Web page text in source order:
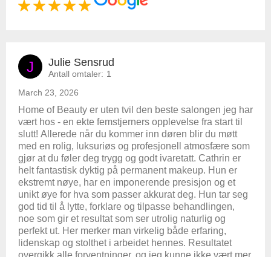
J Julie Sensrud
Antall omtaler: 1
March 23, 2026
Home of Beauty er uten tvil den beste salongen jeg har
vært hos - en ekte femstjerners opplevelse fra start til
slutt! Allerede når du kommer inn døren blir du møtt
med en rolig, luksuriøs og profesjonell atmosfære som
gjør at du føler deg trygg og godt ivaretatt. Cathrin er
helt fantastisk dyktig på permanent makeup. Hun er
ekstremt nøye, har en imponerende presisjon og et
unikt øye for hva som passer akkurat deg. Hun tar seg
god tid til å lytte, forklare og tilpasse behandlingen,
noe som gir et resultat som ser utrolig naturlig og
perfekt ut. Her merker man virkelig både erfaring,
lidenskap og stolthet i arbeidet hennes. Resultatet
overgikk alle forventninger, og jeg kunne ikke vært mer